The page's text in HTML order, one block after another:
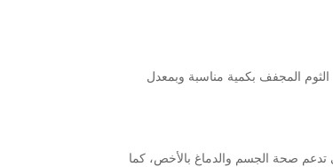
المجفف بكمية مناسبة وبمعدل
تدعم صحة الجسم والدماغ بالأخص، كما